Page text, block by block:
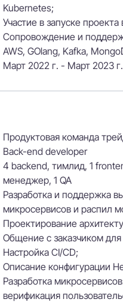
Kubernetes;
Участие в запуске
Сопровождение и
AWS, GOlang, Kafka,
Март 2022 г. - Март 2023 г.
Продуктовая команда
Back-end developer
4 backend, тимлид, 1
менеджер, 1 QA
Разработка и поддержка
микросервисов и распил
Проектирование
Общение с заказчиком
Настройка CI/CD;
Описание конфигурации
Разработка
верификация